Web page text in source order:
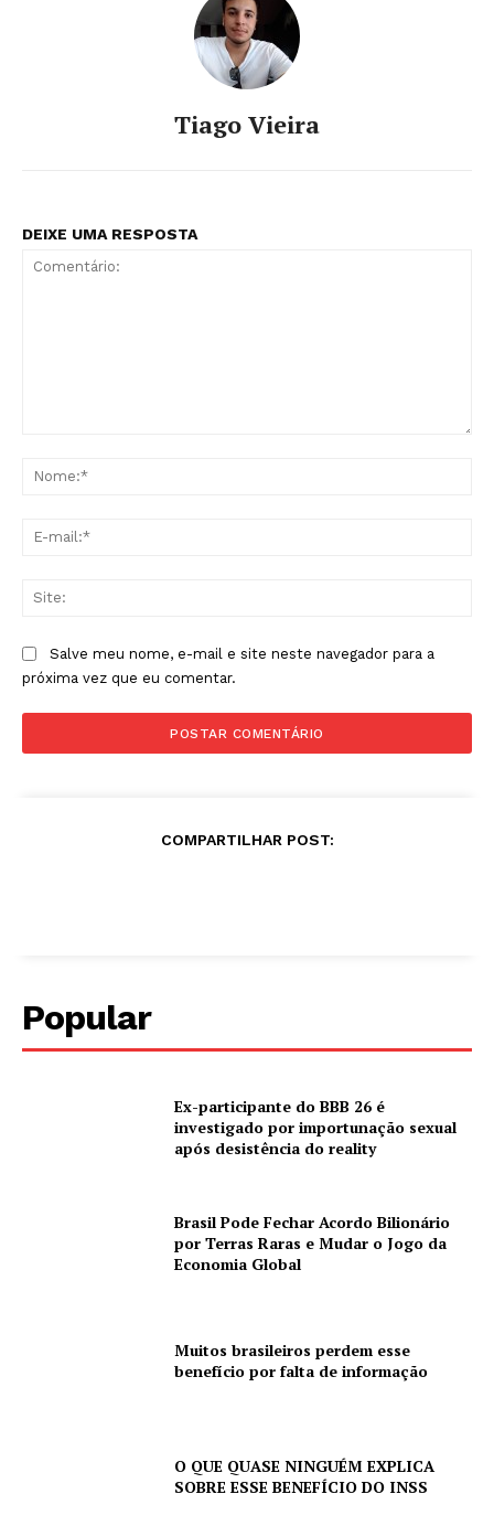
Tiago Vieira
DEIXE UMA RESPOSTA
Salve meu nome, e-mail e site neste navegador para a
próxima vez que eu comentar.
COMPARTILHAR POST:
Popular
Ex-participante do BBB 26 é
investigado por importunação sexual
após desistência do reality
Brasil Pode Fechar Acordo Bilionário
por Terras Raras e Mudar o Jogo da
Economia Global
Muitos brasileiros perdem esse
benefício por falta de informação
O QUE QUASE NINGUÉM EXPLICA
SOBRE ESSE BENEFÍCIO DO INSS